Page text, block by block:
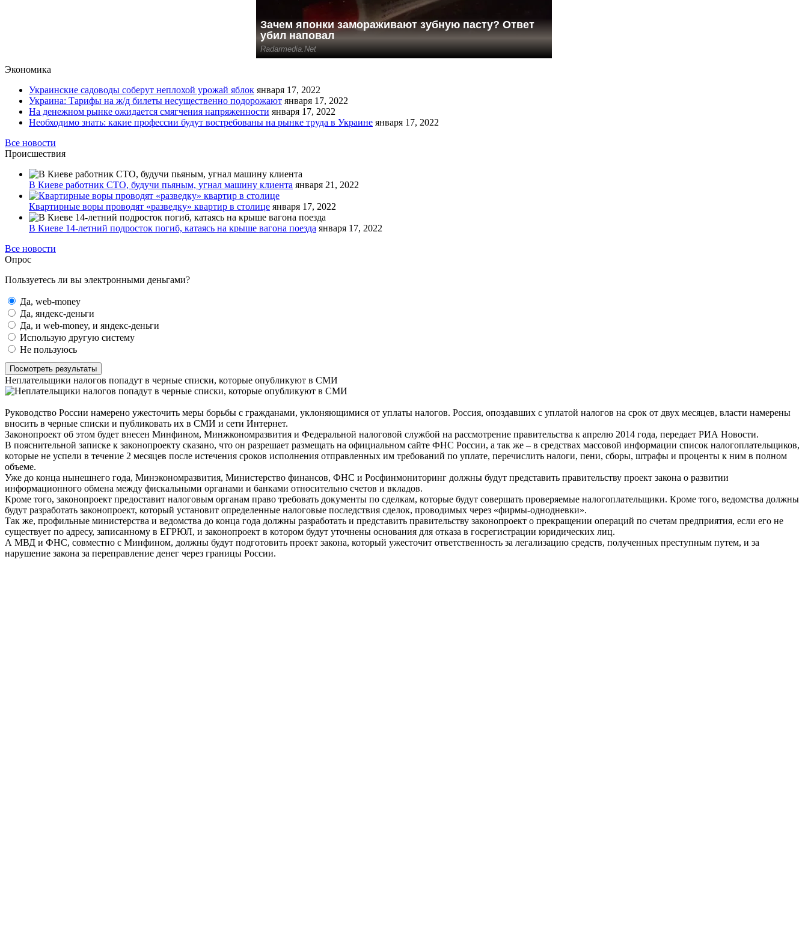
Экономика
Украинские садоводы соберут неплохой урожай яблок января 17, 2022
Украина: Тарифы на ж/д билеты несущественно подорожают января 17, 2022
На денежном рынке ожидается смягчения напряженности января 17, 2022
Необходимо знать: какие профессии будут востребованы на рынке труда в Украине января 17, 2022
Все новости
Происшествия
В Киеве работник СТО, будучи пьяным, угнал машину клиента января 21, 2022
Квартирные воры проводят «разведку» квартир в столице января 17, 2022
В Киеве 14-летний подросток погиб, катаясь на крыше вагона поезда января 17, 2022
Все новости
Опрос
Пользуетесь ли вы электронными деньгами?
Да, web-money
Да, яндекс-деньги
Да, и web-money, и яндекс-деньги
Использую другую систему
Не пользуюсь
Посмотреть результаты
Неплательщики налогов попадут в черные списки, которые опубликуют в СМИ
Руководство России намерено ужесточить меры борьбы с гражданами, уклоняющимися от уплаты налогов. Россия, опоздавших с уплатой налогов на срок от двух месяцев, власти намерены
вносить в черные списки и публиковать их в СМИ и сети Интернет.
Законопроект об этом будет внесен Минфином, Минжкономразвития и Федеральной налоговой службой на рассмотрение правительства к апрелю 2014 года, передает РИА Новости.
В пояснительной записке к законопроекту сказано, что он разрешает размещать на официальном сайте ФНС России, а так же – в средствах массовой информации список налогоплательщиков,
которые не успели в течение 2 месяцев после истечения сроков исполнения отправленных им требований по уплате, перечислить налоги, пени, сборы, штрафы и проценты к ним в полном
объеме.
Уже до конца нынешнего года, Минэкономразвития, Министерство финансов, ФНС и Росфинмониторинг должны будут представить правительству проект закона о развитии
информационного обмена между фискальными органами и банками относительно счетов и вкладов.
Кроме того, законопроект предоставит налоговым органам право требовать документы по сделкам, которые будут совершать проверяемые налогоплательщики. Кроме того, ведомства должны
будут разработать законопроект, который установит определенные налоговые последствия сделок, проводимых через «фирмы-однодневки».
Так же, профильные министерства и ведомства до конца года должны разработать и представить правительству законопроект о прекращении операций по счетам предприятия, если его не
существует по адресу, записанному в ЕГРЮЛ, и законопроект в котором будут уточнены основания для отказа в госрегистрации юридических лиц.
А МВД и ФНС, совместно с Минфином, должны будут подготовить проект закона, который ужесточит ответственность за легализацию средств, полученных преступным путем, и за
нарушение закона за переправление денег через границы России.